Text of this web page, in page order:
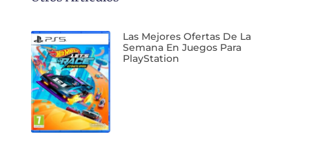
Las Mejores Ofertas De La
Semana En Juegos Para
PlayStation